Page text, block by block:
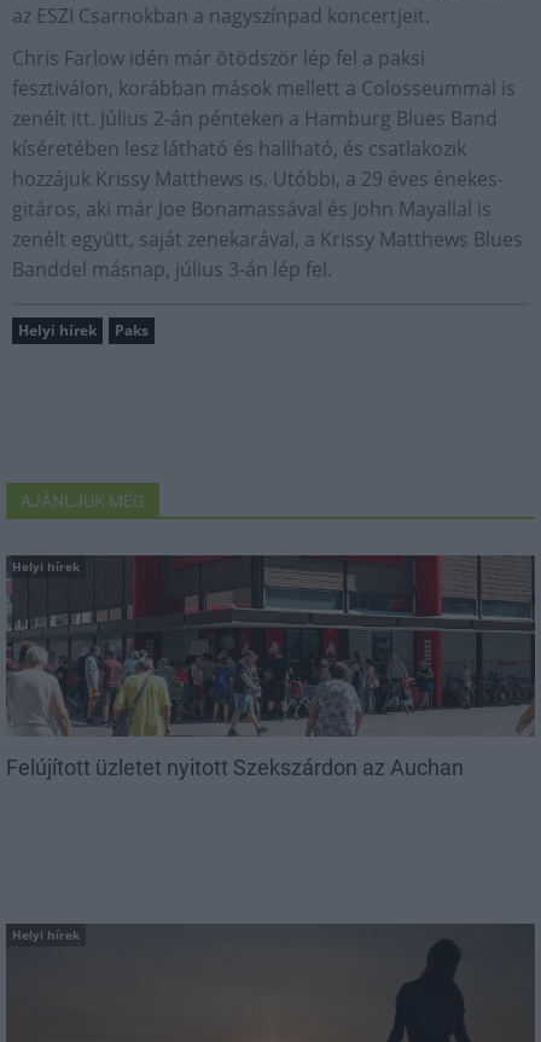
az ESZI Csarnokban a nagyszínpad koncertjeit.
Chris Farlow idén már ötödször lép fel a paksi
fesztiválon, korábban mások mellett a Colosseummal is
zenélt itt. Július 2-án pénteken a Hamburg Blues Band
kíséretében lesz látható és hallható, és csatlakozik
hozzájuk Krissy Matthews is. Utóbbi, a 29 éves énekes-
gitáros, aki már Joe Bonamassával és John Mayallal is
zenélt együtt, saját zenekarával, a Krissy Matthews Blues
Banddel másnap, július 3-án lép fel.
Helyi hírek Paks
AJÁNLJUK MÉG
Helyi hírek
Felújított üzletet nyitott Szekszárdon az Auchan
Helyi hírek